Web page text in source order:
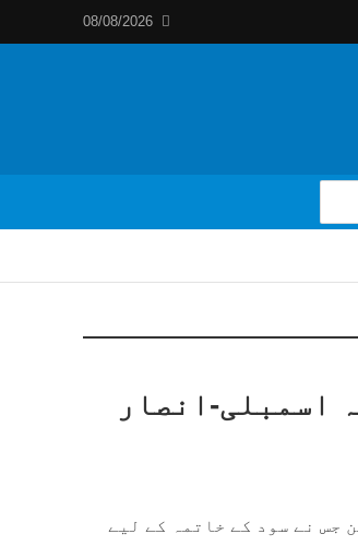
08/08/2026
اسمبلی-انصار
جس نے سود کے خاتمہ کے لیے